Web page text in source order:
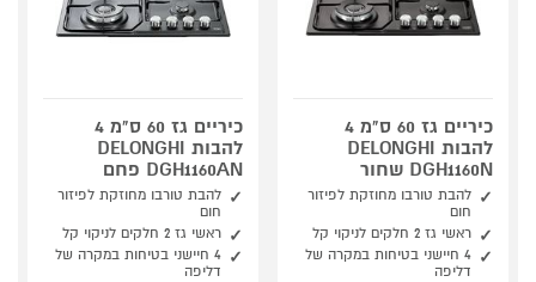
כיריים גז 60 ס"מ 4
להבות DELONGHI
DGH1160N שחור
להבת טורבו מחוזקת לפיזור
חום
ראשי גז 2 חלקים לניקוי קל
4 חיישני בטיחות במקרה של
דליפה
כיריים גז 60 ס"מ 4
להבות DELONGHI
DGH1160AN פחם
להבת טורבו מחוזקת לפיזור
חום
ראשי גז 2 חלקים לניקוי קל
4 חיישני בטיחות במקרה של
דליפה